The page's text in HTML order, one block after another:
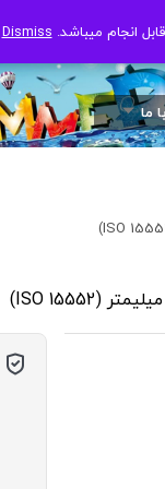
انجام میباشد.Dismiss
ما
انجام میباشد.Dismiss